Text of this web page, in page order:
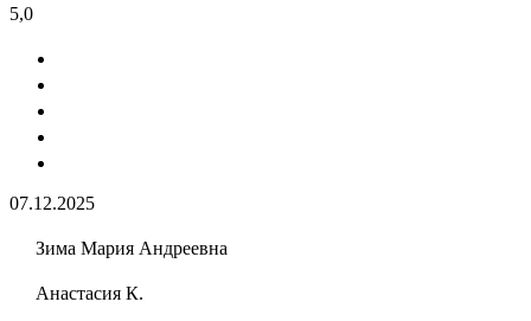
5,0
07.12.2025
Зима Мария Андреевна
Анастасия К.